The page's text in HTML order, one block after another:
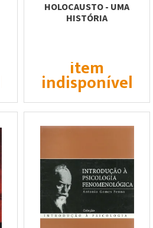
HOLOCAUSTO - UMA
HISTÓRIA
item
indisponível